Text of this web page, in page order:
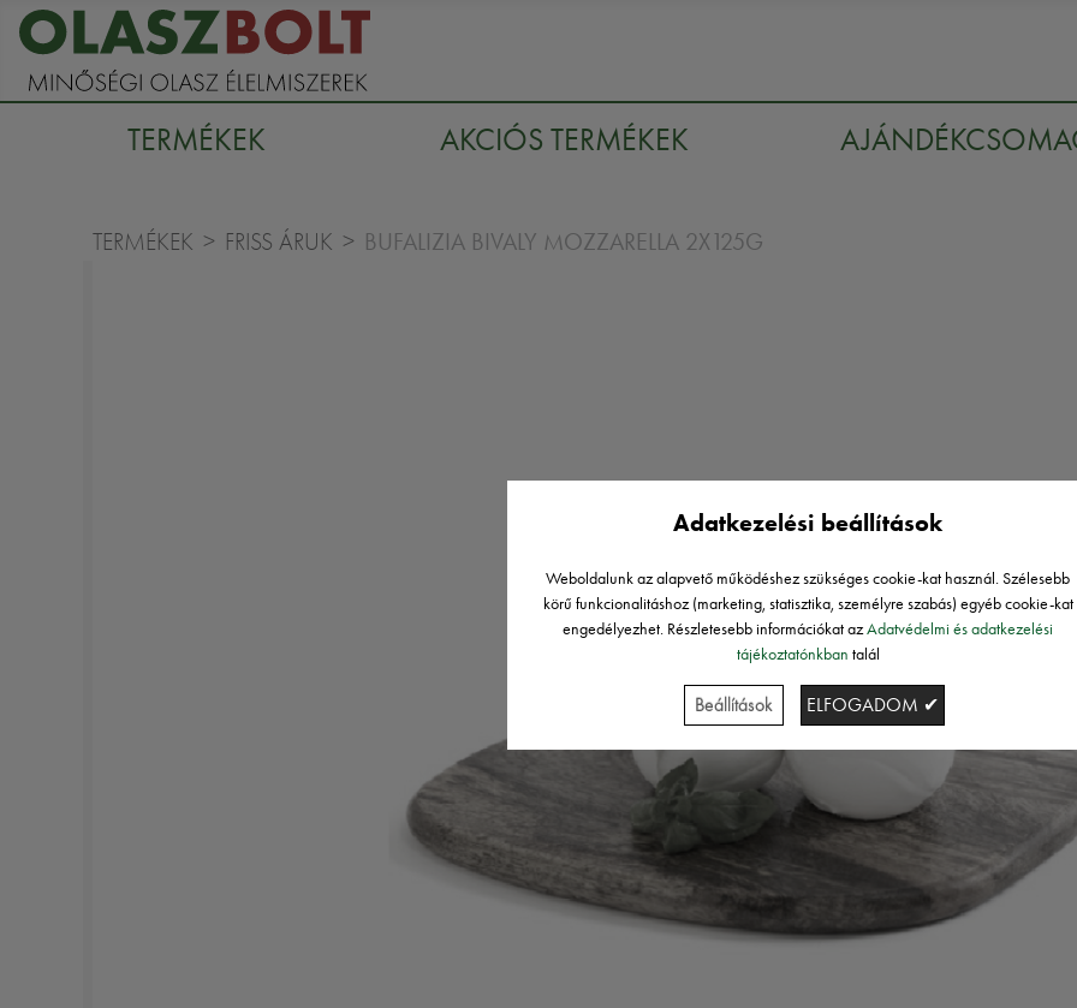
TERMÉKEK AKCIÓS TERMÉKEK
TERMÉKEK FRISS ÁRUK BUFALIZIA BIVALY MOZZARELLA 2X125G
Adatkezelési beállítások
Weboldalunk az alapvető működéshez szükséges cookie-kat használ. Szélesebb
körű funkcionalitáshoz (marketing, statisztika, személyre szabás) egyéb cookie-kat
engedélyezhet. Részletesebb információkat azAdatvédelmi és adatkezelési
tájékoztatónkban talál
Beállítások ELFOGADOM ✔